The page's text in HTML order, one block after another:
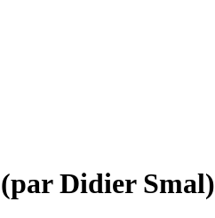
Didier Smal)